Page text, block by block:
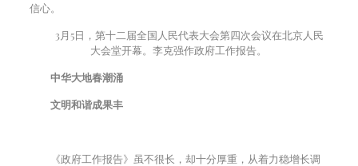
信心。
3月 5日，第十二届全国人民代表大会第四次会议在北京人民
大会堂开幕。李克强作政府工作报告。
中华大地春潮涌
文明和谐成果丰
《政府工作报告》虽不很长，却十分厚重，从着力稳增长调